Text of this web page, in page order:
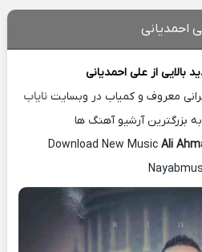
احمدیانی
بالایی ازعلی احمدیانی
معروف و کمیاب در وبسایت نایاب
بزرگترین آرشیو آهنگ ها
Download New Music Ali